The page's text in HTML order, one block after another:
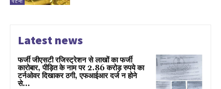
Latest news
फर्जी जीएसटी रजिस्ट्रेशन से लाखों का फर्जी
कारोबार, पीड़ित के नाम पर 2.86 करोड़ रुपये का
टर्नओवर दिखाकर ठगी, एफआईआर दर्ज न होने
से...